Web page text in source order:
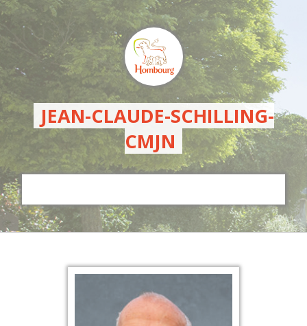
JEAN-CLAUDE-SCHILLING-
CMJN